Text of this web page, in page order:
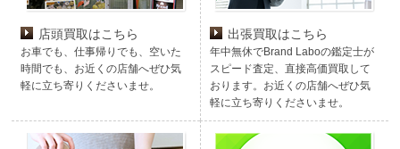
店頭買取はこちら
お車でも、仕事帰りでも、空いた
時間でも、お近くの店舗へぜひ気
軽に立ち寄りくださいませ。
出張買取はこちら
年中無休でBrand Laboの鑑定士が
スピード査定、直接高価買取して
おります。お近くの店舗へぜひ気
軽に立ち寄りくださいませ。